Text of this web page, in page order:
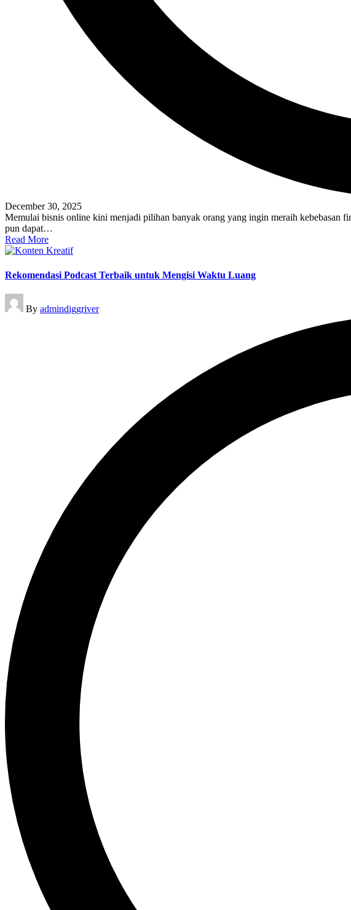
December 30, 2025
Memulai bisnis online kini menjadi pilihan banyak orang yang ingin meraih kebebasan
pun dapat…
Read More
Rekomendasi Podcast Terbaik untuk Mengisi Waktu Luang
Posted
by
By admindiggriver